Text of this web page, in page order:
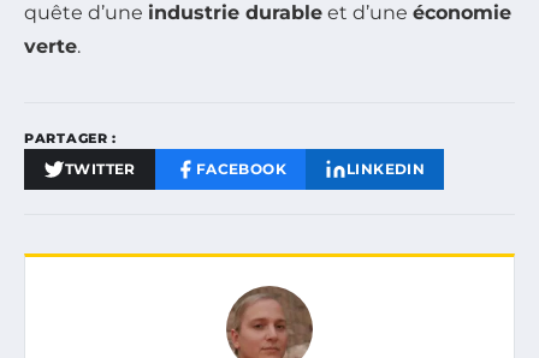
quête d’une industrie durable et d’une économie
verte.
PARTAGER :
TWITTER FACEBOOK LINKEDIN